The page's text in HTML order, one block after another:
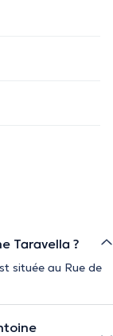
Taravella ?
située au Rue de